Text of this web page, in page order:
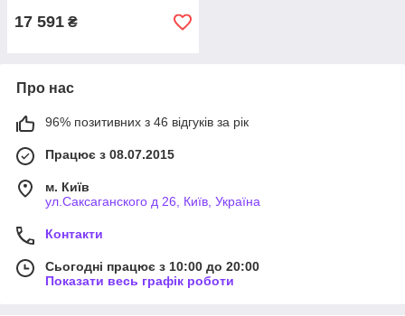
17 591 ₴
Про нас
96% позитивних з 46 відгуків за рік
Працює з 08.07.2015
м. Київ
ул.Саксаганского д 26, Київ, Україна
Контакти
Сьогодні працює з 10:00 до 20:00
Показати весь графік роботи